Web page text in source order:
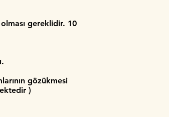
gereklidir. 10
gözükmesi
)